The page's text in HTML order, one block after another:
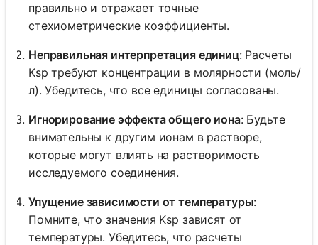
правильно и отражает точные
стехиометрические коэффициенты.
Неправильная интерпретация единиц: Расчеты
Ksp требуют концентрации в молярности (моль/
л). Убедитесь, что все единицы согласованы.
Игнорирование эффекта общего иона: Будьте
внимательны к другим ионам в растворе,
которые могут влиять на растворимость
исследуемого соединения.
Упущение зависимости от температуры:
Помните, что значения Ksp зависят от
температуры. Убедитесь, что расчеты